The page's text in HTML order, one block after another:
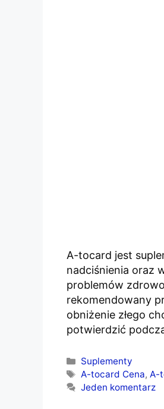
A-tocard jest
nadciśnienia oraz
problemów
rekomendowany
obniżenie złego
potwierdzić
Kategorie
Suplementy
Tagi
A-tocard Cena,A-
Jeden komentarz